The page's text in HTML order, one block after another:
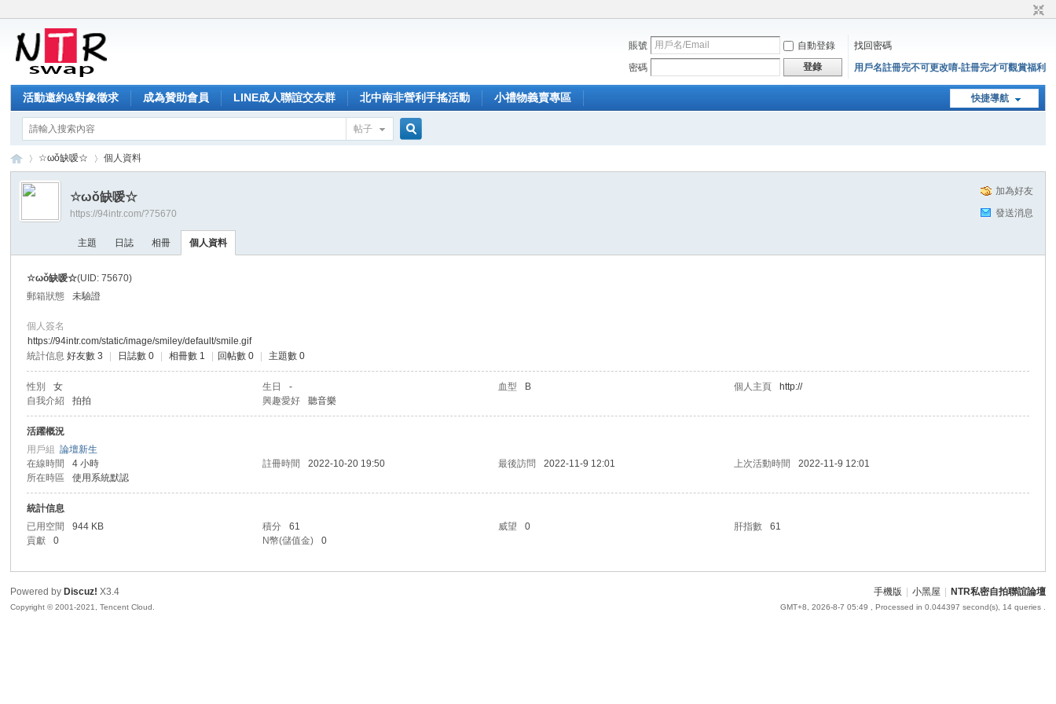
賬號 自動登錄
找回密碼
密碼
登錄 用戶名註冊完不可更改唷-註冊完才可觀賞福利
快捷導航
活動邀約&對象徵求 成為贊助會員 LINE成人聯誼交友群 北中南非營利手搖活動 小禮物義賣專區
帖子
NT›
☆ωǒ缺嗳☆ 個人資料
加為好友
發送消息
☆ωǒ缺嗳☆
https://94intr.com/?75670
主題 日誌 相冊 個人資料
☆ωǒ缺嗳☆(UID: 75670)
郵箱狀態
未驗證
個人簽名
https://94intr.com/static/image/smiley/default/smile.gif
統計信息 好友數 3 日誌數 0 相冊數 1 回帖數 0 主題數 0
性別 女 生日 - 血型 B 個人主頁
http://
自我介紹
拍拍 興趣愛好 聽音樂
活躍概況
用戶組論壇新生
在線時間
4 小時 註冊時間 2022-10-20 19:50 最後訪問 2022-11-9 12:01 上次活動時間
2022-11-9 12:01
所在時區
使用系統默認
統計信息
已用空間
944 KB 積分 61 威望 0 肝指數
61
貢獻
0 N幣(儲值金) 0
手機版 小黑屋 NTR私密自拍聯誼論壇
GMT+8, 2026-8-7 05:49 , Processed in 0.044397 second(s), 14 queries .
Powered by Discuz! X3.4
Copyright © 2001-2021, Tencent Cloud.